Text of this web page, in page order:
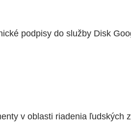
podpisy do služby Disk
v oblasti riadenia ľudských